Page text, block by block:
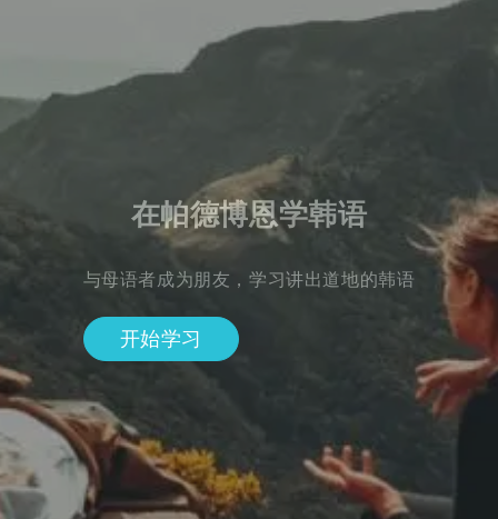
在帕德博恩学韩语
与母语者成为朋友，学习讲出道地的韩语
开始学习